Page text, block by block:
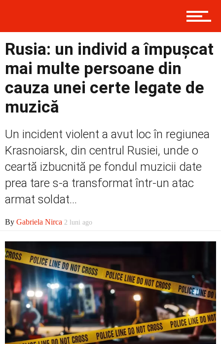
Politică
Externe
Contact
Rusia: un individ a împușcat
mai multe persoane din
cauza unei certe legate de
muzică
Un incident violent a avut loc în regiunea
Krasnoiarsk, din centrul Rusiei, unde o
ceartă izbucnită pe fondul muzicii date
prea tare s-a transformat într-un atac
armat soldat...
By Gabriela Nirca 2 luni ago